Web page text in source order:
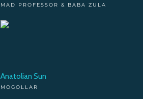
MAD PROFESSOR & BABA ZULA
Anatolian Sun
MOGOLLAR